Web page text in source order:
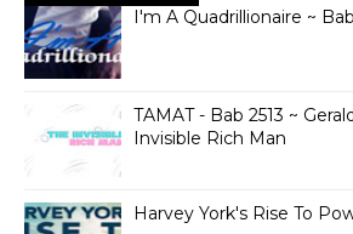
I'm A Quadrillionaire ~
TAMAT - Bab 2513 ~
Invisible Rich Man
Harvey York's Rise To